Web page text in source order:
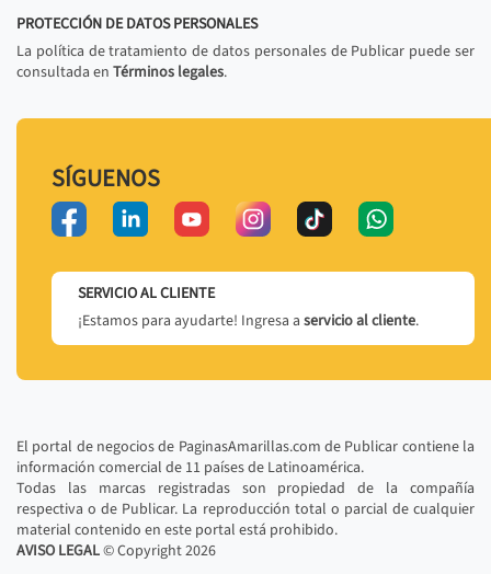
PROTECCIÓN DE DATOS PERSONALES
La política de tratamiento de datos personales de Publicar puede ser
consultada en Términos legales.
SÍGUENOS
SERVICIO AL CLIENTE
¡Estamos para ayudarte! Ingresa a servicio al cliente.
El portal de negocios de PaginasAmarillas.com de Publicar contiene la
información comercial de 11 países de Latinoamérica.
Todas las marcas registradas son propiedad de la compañía
respectiva o de Publicar. La reproducción total o parcial de cualquier
material contenido en este portal está prohibido.
AVISO LEGAL© Copyright2026